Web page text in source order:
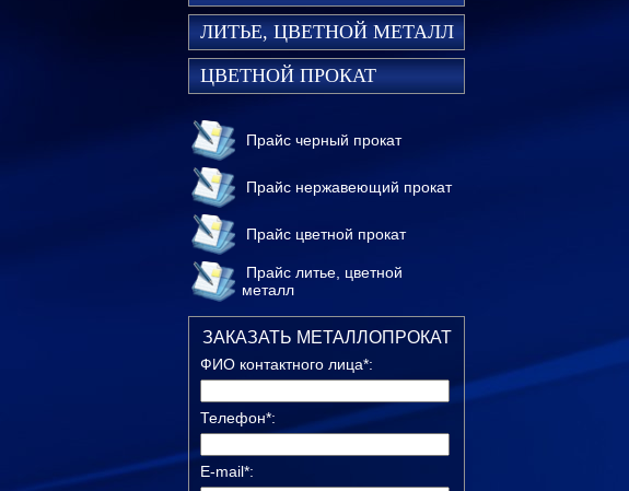
ЛИТЬЕ, ЦВЕТНОЙ МЕТАЛЛ
ЦВЕТНОЙ ПРОКАТ
Прайс черный прокат
Прайс нержавеющий прокат
Прайс цветной прокат
Прайс литье, цветной
металл
ЗАКАЗАТЬ МЕТАЛЛОПРОКАТ
ФИО контактного лица*:
Телефон*:
E-mail*: